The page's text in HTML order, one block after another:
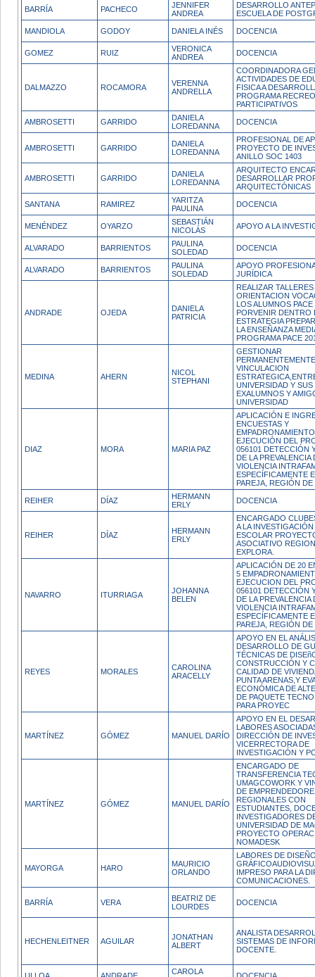
BARRÍA PACHECO
JENNIFER
ANDREA
DESARROLLO
ESCUELA DE
MANDIOLA GODOY DANIELA INÉS DOCENCIA
GOMEZ RUIZ
VERONICA
ANDREA
DOCENCIA
DALMAZZO ROCAMORA
VERENNA
ANDRELLA
COORDINADORA
ACTIVIDADES DE
FISICA A
PROGRAMA
PARTICIPATIVOS
AMBROSETTI GARRIDO
DANIELA
LOREDANNA
DOCENCIA
AMBROSETTI GARRIDO
DANIELA
LOREDANNA
PROFESIONAL DE
PROYECTO DE
ANILLO SOC 1403
AMBROSETTI GARRIDO
DANIELA
LOREDANNA
ARQUITECTO
DESARROLLAR
ARQUITECTÓNICAS
SANTANA RAMIREZ
YARITZA
PAULINA
DOCENCIA
MENÉNDEZ OYARZO
SEBASTIÁN
NICOLÁS
APOYO A LA
ALVARADO BARRIENTOS
PAULINA
SOLEDAD
DOCENCIA
ALVARADO BARRIENTOS
PAULINA
SOLEDAD
APOYO
JURÍDICA
ANDRADE OJEDA
DANIELA
PATRICIA
REALIZAR
ORIENTACION
LOS ALUMNOS PACE
PORVENIR DENTRO
ESTRATEGIA
LA ENSEÑANZA
PROGRAMA PACE
MEDINA AHERN
NICOL
STEPHANI
GESTIONAR
VINCULACION
UNIVERSIDAD Y SUS
EXALUMNOS Y
UNIVERSIDAD
DIAZ MORA MARIA PAZ
APLICACIÓN E
ENCUESTAS Y
EJECUCIÓN DEL
056101 DETECCIÓN
DE LA PREVALENCIA
VIOLENCIA
ESPECÍFICAMENTE
PAREJA, REGIÓN DE
REIHER DÍAZ
HERMANN
ERLY
DOCENCIA
REIHER DÍAZ
HERMANN
ERLY
ENCARGADO
A LA
ESCOLAR
ASOCIATIVO
EXPLORA.
NAVARRO ITURRIAGA
JOHANNA
BELEN
APLICACIÓN DE 20
5
EJECUCION DEL
056101 DETECCIÓN
DE LA PREVALENCIA
VIOLENCIA
ESPECÍFICAMENTE
PAREJA, REGIÓN
REYES MORALES
CAROLINA
ARACELLY
APOYO EN EL
DESARROLLO DE
TÉCNICAS DE
CONSTRUCCIÓN Y
CALIDAD DE
PUNTA ARENAS,Y
ECONÓMICA DE
DE PAQUETE
PARA PROYEC
MARTÍNEZ GÓMEZ MANUEL DARÍO
APOYO EN EL
LABORES
DIRECCIÓN DE
VICERRECTORA DE
INVESTIGACIÓN Y
MARTÍNEZ GÓMEZ MANUEL DARÍO
ENCARGADO DE
TRANSFERENCIA
UMAGCOWORK Y
DE
REGIONALES CON
ESTUDIANTES,
INVESTIGADORES
UNIVERSIDAD DE
PROYECTO
NOMADESK
MAYORGA HARO
MAURICIO
ORLANDO
LABORES DE
IMPRESO PARA LA
COMUNICACIONES.
BARRÍA VERA
BEATRIZ DE
LOURDES
DOCENCIA
HECHENLEITNER AGUILAR
JONATHAN
ALBERT
ANALISTA
SISTEMAS DE
DOCENTE.
CAROLA